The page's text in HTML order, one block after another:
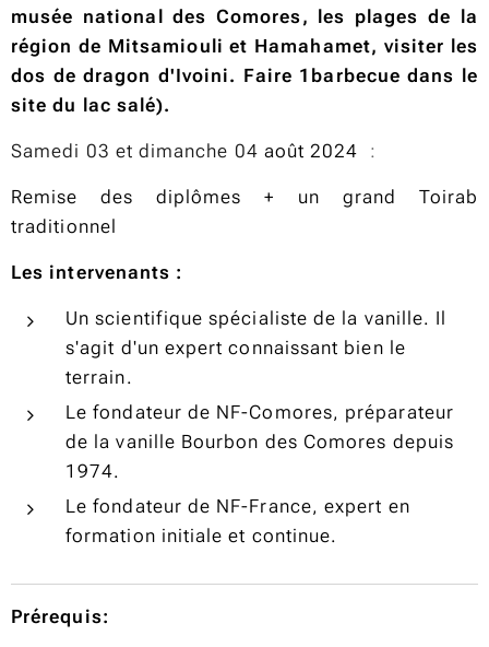
musée national des Comores, les plages de la
région de Mitsamiouli et Hamahamet, visiter les
dos de dragon d'Ivoini. Faire 1barbecue dans le
site du lac salé).
Samedi 03 et dimanche 04 août2024 :
Remise des diplômes + un grand Toirab
traditionnel
Les intervenants :
Un scientifique spécialiste de la vanille. Il
s'agit d'un expert connaissant bien le
terrain.
Le fondateur de NF-Comores, préparateur
de la vanille Bourbon des Comores depuis
1974.
Le fondateur de NF-France, expert en
formation initiale et continue.
Prérequis: